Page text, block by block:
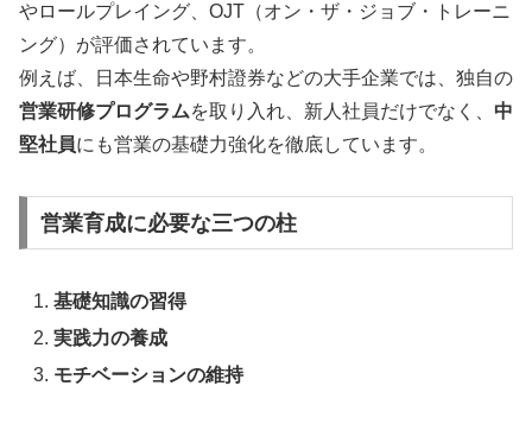
やロールプレイング、OJT（オン・ザ・ジョブ・トレーニ
ング）が評価されています。
例えば、日本生命や野村證券などの大手企業では、独自の
営業研修プログラムを取り入れ、新人社員だけでなく、 中
堅社員にも営業の基礎力強化を徹底しています。
営業育成に必要な三つの柱
基礎知識の習得
実践力の養成
モチベーションの維持